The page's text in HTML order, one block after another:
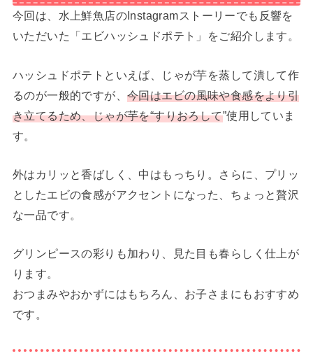
今回は、水上鮮魚店のInstagramストーリーでも反響を
いただいた「エビハッシュドポテト」をご紹介します。
ハッシュドポテトといえば、じゃが芋を蒸して潰して作
るのが一般的ですが、今回はエビの風味や食感をより引
き立てるため、じゃが芋を“すりおろして”使用していま
す。
外はカリッと香ばしく、中はもっちり。さらに、プリッ
としたエビの食感がアクセントになった、ちょっと贅沢
な一品です。
グリンピースの彩りも加わり、見た目も春らしく仕上が
ります。
おつまみやおかずにはもちろん、お子さまにもおすすめ
です。